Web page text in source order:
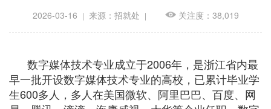
2026-03-16 | 来源：招就处 | 关注度：38,019
数字媒体技术专业成立于2006年，是浙江省内最
早一批开设数字媒体技术专业的高校，已累计毕业学
生600多人，多人在美国微软、阿里巴巴、百度、网